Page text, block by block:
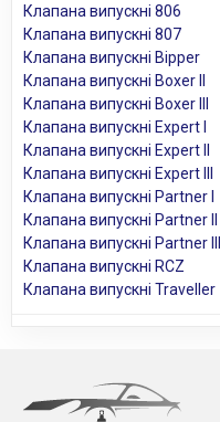
Клапана випускні 806
Клапана випускні 807
Клапана випускні Bipper
Клапана випускні Boxer II
Клапана випускні Boxer III
Клапана випускні Expert I
Клапана випускні Expert II
Клапана випускні Expert III
Клапана випускні Partner I
Клапана випускні Partner II
Клапана випускні Partner III
Клапана випускні RCZ
Клапана випускні Traveller